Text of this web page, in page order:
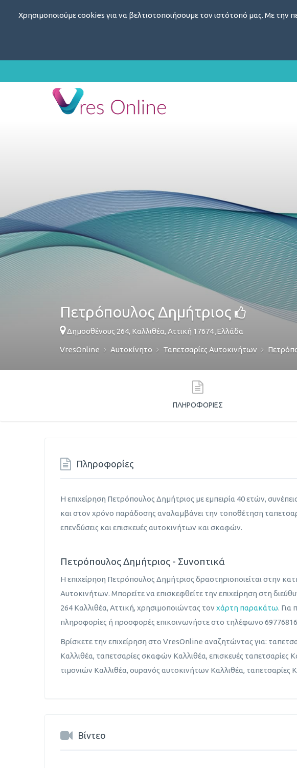
Χρησιμοποιούμε cookies για να βελτιστοποιήσουμε τον ιστότοπό μας. Με
Πετρόπουλος Δημήτριος
Δημοσθένους 264, Καλλιθέα, Αττική 17674,Ελλάδα
VresOnline Αυτοκίνητο Ταπετσαρίες Αυτοκινήτων
ΠΛΗΡΟΦΟΡΊΕΣ
Πληροφορίες
Η επιχείρηση Πετρόπουλος Δημήτριος με εμπειρία 40 ετών,
και στον χρόνο παράδοσης αναλαμβάνει την τοποθέτηση
επενδύσεις και επισκευές αυτοκινήτων και σκαφών.
Πετρόπουλος Δημήτριος - Συνοπτικά
Η επιχείρηση Πετρόπουλος Δημήτριος δραστηριοποιείται στην
Αυτοκινήτων. Μπορείτε να επισκεφθείτε την επιχείρηση στη
264 Καλλιθέα, Αττική, χρησιμοποιώντας τον χάρτη παρακάτω. Για
πληροφορίες ή προσφορές επικοινωνήστε στο τηλέφωνο
Βρίσκετε την επιχείρηση στο VresOnline αναζητώντας για:
Καλλιθέα, ταπετσαρίες σκαφών Καλλιθέα, επισκευές ταπετσαρίες
τιμονιών Καλλιθέα, ουρανός αυτοκινήτων Καλλιθέα, ταπετσαρίες
Βίντεο